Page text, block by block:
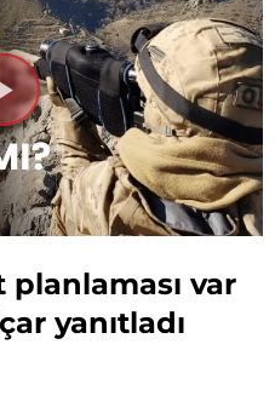
Videoyu
Oynat
planlaması var
yanıtladı